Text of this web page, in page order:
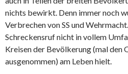
nichts bewirkt. Denn immer noch
Verbrechen von SS und
Schreckensruf nicht in vollem
Kreisen der Bevölkerung (mal den
ausgenommen) am Leben hielt.